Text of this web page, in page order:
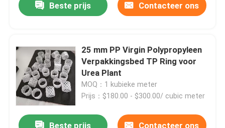
Beste prijs Contacteer ons
25 mm PP Virgin Polypropyleen
Verpakkingsbed TP Ring voor
Urea Plant
MOQ：1 kubieke meter
Prijs：$180.00 - $300.00/ cubic meter
Beste prijs Contacteer ons